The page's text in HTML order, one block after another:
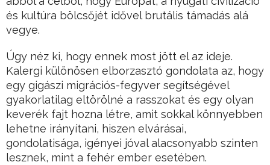
és kultúra bölcsőjét idővel brutális támadás alá
vegye.
Úgy néz ki, hogy ennek most jött el az ideje.
Kalergi különösen elborzasztó gondolata az, hogy
egy gigászi migrációs-fegyver segítségével
gyakorlatilag eltörölné a rasszokat és egy olyan
keverék fajt hozna létre, amit sokkal könnyebben
lehetne irányítani, hiszen elvárásai,
gondolatisága, igényei jóval alacsonyabb szinten
lesznek, mint a fehér ember esetében.